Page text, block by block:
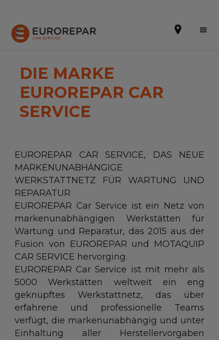
Terminvereinbarung
Leistungen
Angebote
Neuigkeiten
Unser Sortiment EUROREPAR
Kundenservice
Alle Werkstätten
Dem Netz beitreten
DIE MARKE
EUROREPAR CAR
SERVICE
EUROREPAR CAR SERVICE, DAS NEUE
MARKENUNABHÄNGIGE
WERKSTATTNETZ FÜR WARTUNG UND
REPARATUR
EUROREPAR Car Service ist ein Netz von
markenunabhängigen Werkstätten für
Wartung und Reparatur, das 2015 aus der
Fusion von EUROREPAR und MOTAQUIP
CAR SERVICE hervorging.
EUROREPAR Car Service ist mit mehr als
5000 Werkstätten weltweit ein eng
geknüpftes Werkstattnetz, das über
erfahrene und professionelle Teams
verfügt, die markenunabhängig und unter
Einhaltung aller Herstellervorgaben